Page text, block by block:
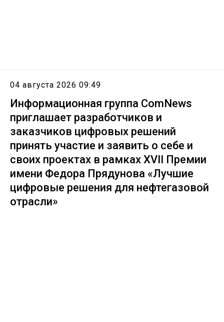
04 августа 2026 09:49
Информационная группа ComNews
приглашает разработчиков и
заказчиков цифровых решений
принять участие и заявить о себе и
своих проектах в рамках XVII Премии
имени Федора Прядунова «Лучшие
цифровые решения для нефтегазовой
отрасли»